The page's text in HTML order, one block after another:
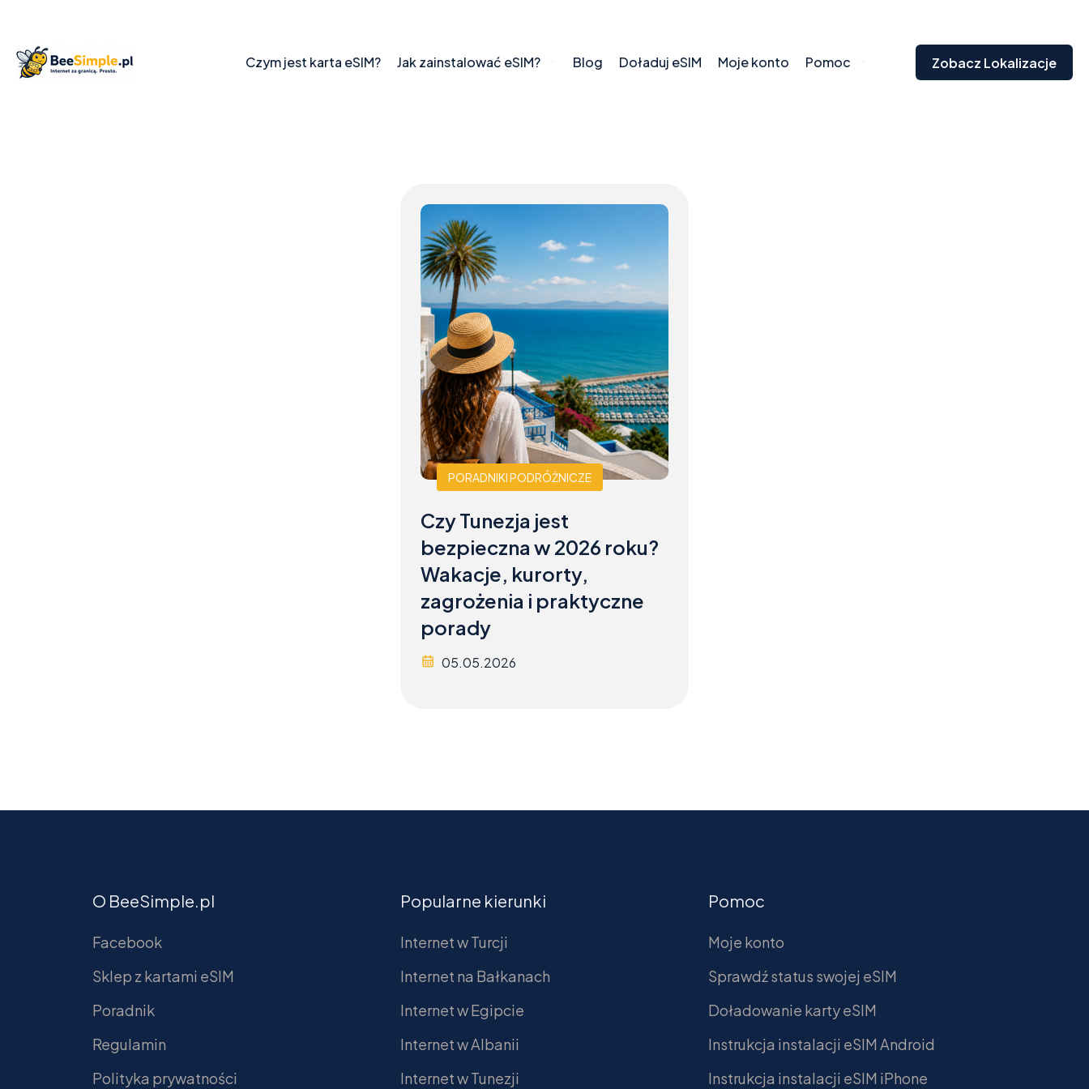
Czym jest karta eSIM? Jak zainstalować eSIM? Blog Doładuj eSIM Moje konto Pomoc Zobacz Lokalizacje
PORADNIKI PODRÓŻNICZE
Czy Tunezja jest
bezpieczna w 2026 roku?
Wakacje, kurorty,
zagrożenia i praktyczne
porady
05.05.2026
O BeeSimple.pl
Facebook
Sklep z kartami eSIM
Poradnik
Regulamin
Polityka prywatności
Popularne kierunki
Internet w Turcji
Internet na Bałkanach
Internet w Egipcie
Internet w Albanii
Internet w Tunezji
Pomoc
Moje konto
Sprawdź status swojej eSIM
Doładowanie karty eSIM
Instrukcja instalacji eSIM Android
Instrukcja instalacji eSIM iPhone